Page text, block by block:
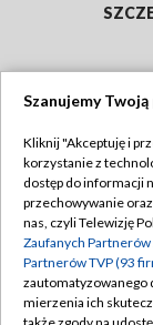
Abonament
Emisja w TVP
Centrum
Naziemna
Szanujemy
Kliknij "Akceptuję i
korzystanie z
dostęp do informacji
przechowywanie
nas, czyli Telewizję
Zaufanych
Partnerów TVP (93
zautomatyzowanego
mierzenia ich